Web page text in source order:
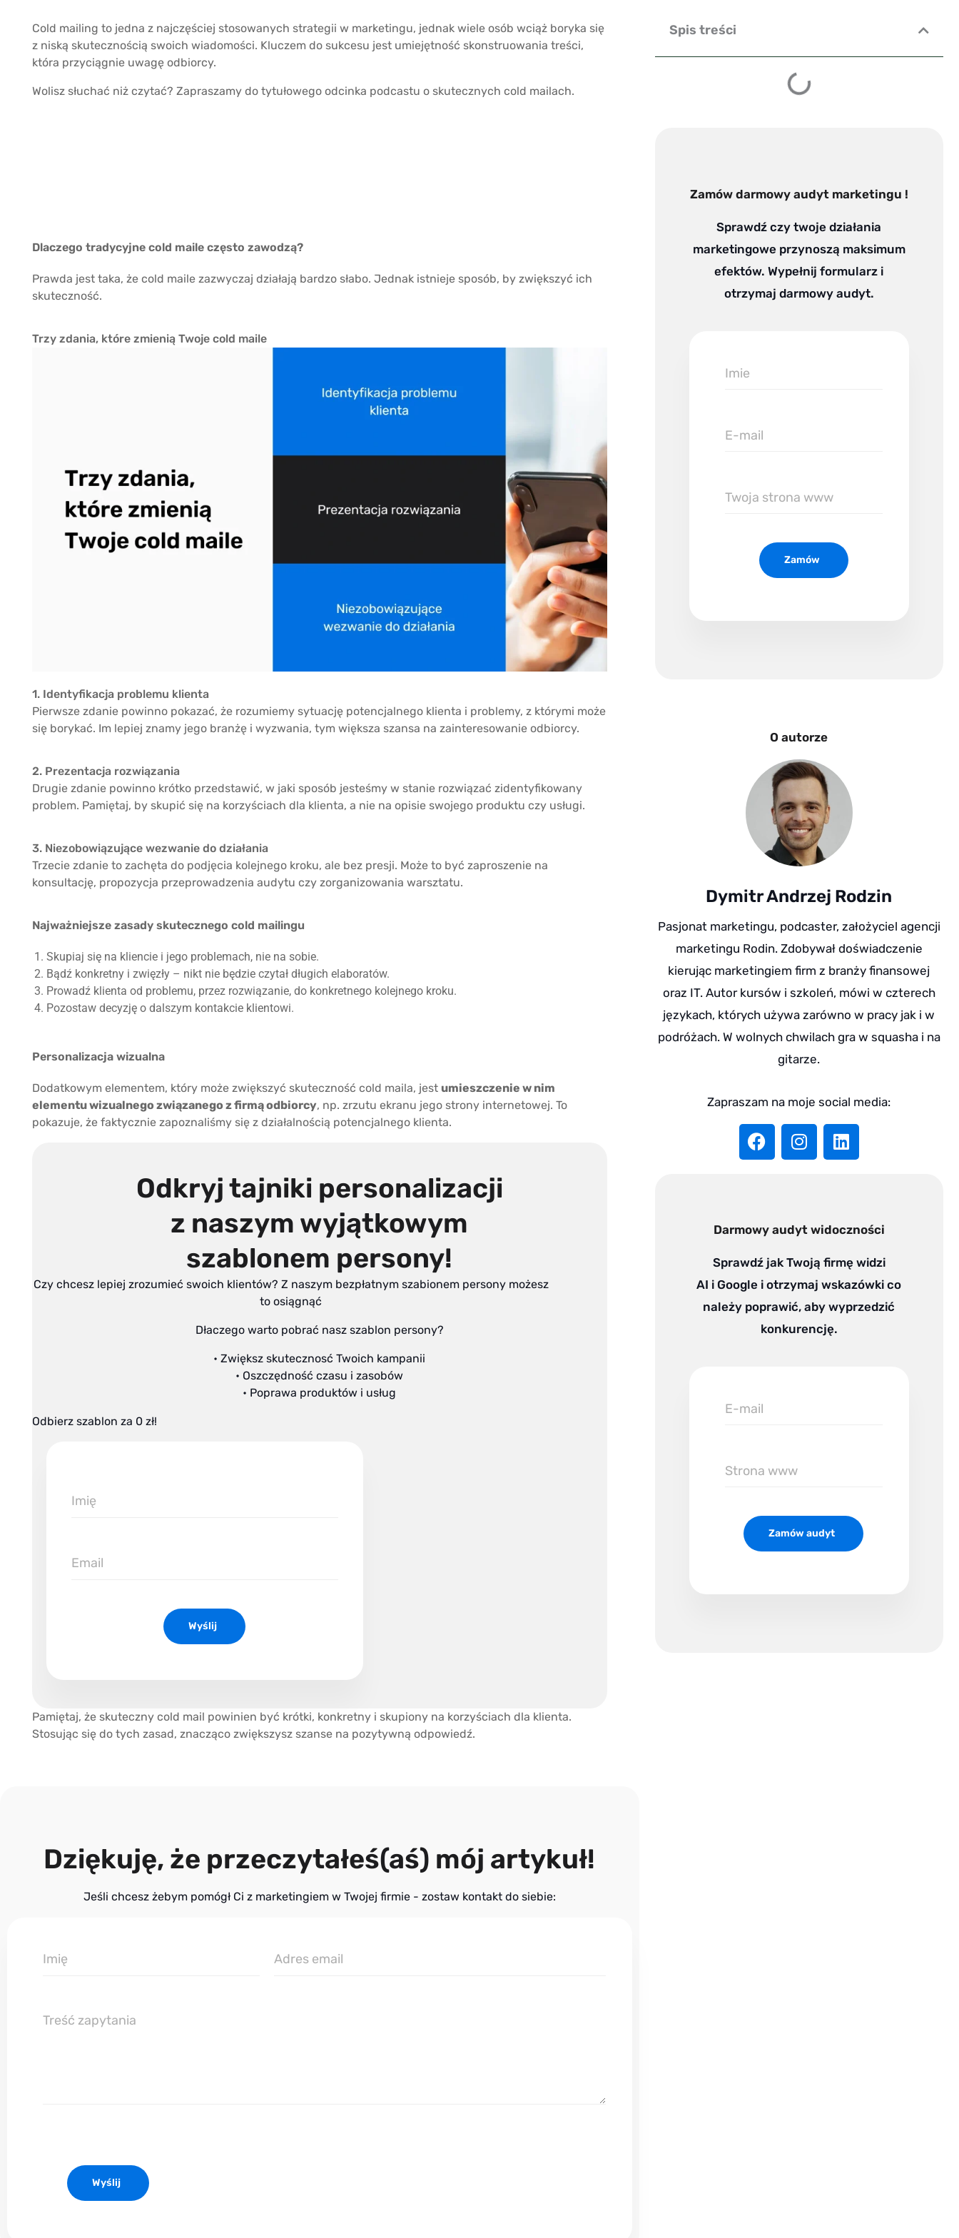
Cold mailing to jedna z najczęściej stosowanych strategii w marketingu, jednak wiele osób wciąż boryka się
z niską skutecznością swoich wiadomości. Kluczem do sukcesu jest umiejętność skonstruowania treści,
która przyciągnie uwagę odbiorcy.
Wolisz słuchać niż czytać? Zapraszamy do tytułowego odcinka podcastu o skutecznych cold mailach.
Dlaczego tradycyjne cold maile często zawodzą?
Prawda jest taka, że cold maile zazwyczaj działają bardzo słabo. Jednak istnieje sposób, by zwiększyć ich
skuteczność.
Trzy zdania, które zmienią Twoje cold maile
1. Identyfikacja problemu klienta
Pierwsze zdanie powinno pokazać, że rozumiemy sytuację potencjalnego klienta i problemy, z którymi może
się borykać. Im lepiej znamy jego branżę i wyzwania, tym większa szansa na zainteresowanie odbiorcy.
2. Prezentacja rozwiązania
Drugie zdanie powinno krótko przedstawić, w jaki sposób jesteśmy w stanie rozwiązać zidentyfikowany
problem. Pamiętaj, by skupić się na korzyściach dla klienta, a nie na opisie swojego produktu czy usługi.
3. Niezobowiązujące wezwanie do działania
Trzecie zdanie to zachęta do podjęcia kolejnego kroku, ale bez presji. Może to być zaproszenie na
konsultację, propozycja przeprowadzenia audytu czy zorganizowania warsztatu.
Najważniejsze zasady skutecznego cold mailingu
Skupiaj się na kliencie i jego problemach, nie na sobie.
Bądź konkretny i zwięzły – nikt nie będzie czytał długich elaboratów.
Prowadź klienta od problemu, przez rozwiązanie, do konkretnego kolejnego kroku.
Pozostaw decyzję o dalszym kontakcie klientowi.
Personalizacja wizualna
Dodatkowym elementem, który może zwiększyć skuteczność cold maila, jest umieszczenie w nim
elementu wizualnego związanego z firmą odbiorcy, np. zrzutu ekranu jego strony internetowej. To
pokazuje, że faktycznie zapoznaliśmy się z działalnością potencjalnego klienta.
Odkryj tajniki personalizacji
z naszym wyjątkowym
szablonem persony!
Czy chcesz lepiej zrozumieć swoich klientów? Z naszym bezpłatnym szabionem persony możesz
to osiągnąć
Dłaczego warto pobrać nasz szablon persony?
• Zwiększ skutecznosć Twoich kampanii
• Oszczędność czasu i zasobów
• Poprawa produktów i usług
Odbierz szablon za 0 zł!
Wyślij
Pamiętaj, że skuteczny cold mail powinien być krótki, konkretny i skupiony na korzyściach dla klienta.
Stosując się do tych zasad, znacząco zwiększysz szanse na pozytywną odpowiedź.
Spis treści
Zamów darmowy audyt marketingu !
Sprawdź czy twoje działania
marketingowe przynoszą maksimum
efektów. Wypełnij formularz i
otrzymaj darmowy audyt.
Imie
E-
Twoja
Zamów
O autorze
Dymitr Andrzej Rodzin
Pasjonat marketingu, podcaster, założyciel agencji
marketingu Rodin. Zdobywał doświadczenie
kierując marketingiem firm z branży finansowej
oraz IT. Autor kursów i szkoleń, mówi w czterech
językach, których używa zarówno w pracy jak i w
podróżach. W wolnych chwilach gra w squasha i na
gitarze.
Zapraszam na moje social media:
F
a
o
k
I
n
g
r
a
m
L
i
i
n
Darmowy audyt widoczności
Sprawdź jak Twoją firmę widzi
AI i Google i otrzymaj wskazówki co
należy poprawić, aby wyprzedzić
konkurencję.
E-
Zamów audyt
Dziękuję, że przeczytałeś(aś) mój artykuł!
Jeśli chcesz żebym pomógł Ci z marketingiem w Twojej firmie - zostaw kontakt do siebie:
Imię
Email
Treśc
Wyślij